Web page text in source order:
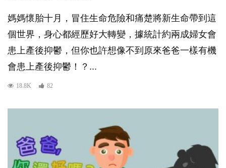
媽媽懷胎十月，冒住生命危險和痛楚將新生命帶到這
個世界，身心都經歷好大轉變，據統計約兩成婦女會
患上產後抑鬱，但你也許想像不到原來爸爸一樣有機
會患上產後抑鬱！？...
18.8K 82